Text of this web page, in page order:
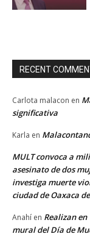
RECENT
Carlota malacon en
significativa
Karla en
MULT convoca a
asesinato de dos
investiga muerte
ciudad de Oaxaca
Anahí en Realizan
mural del Día de